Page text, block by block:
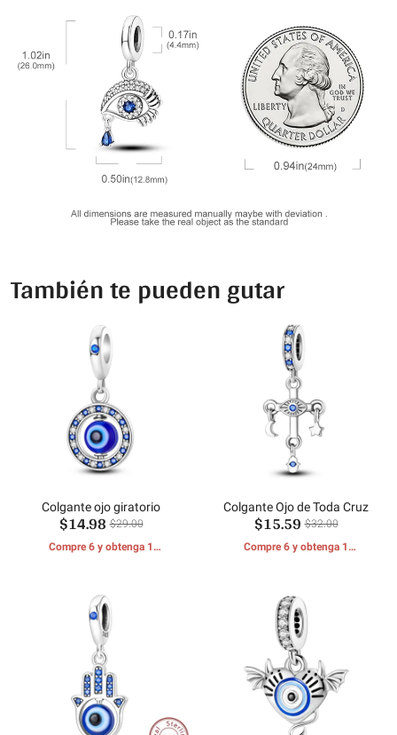
También te pueden gutar
Colgante ojo giratorio
$14.98 $29.00
Compre 6 y obtenga 1
Colgante Ojo de Toda Cruz
$15.59 $32.00
Compre 6 y obtenga 1